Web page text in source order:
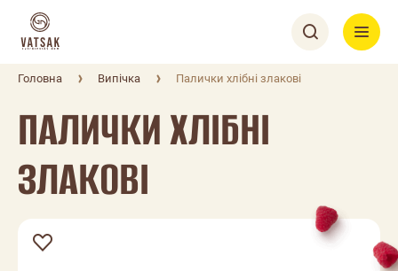
Головна Випічка Палички хлібні злакові
ПАЛИЧКИ ХЛІБНІ
ЗЛАКОВІ